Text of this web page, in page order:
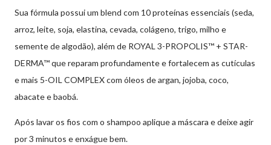
Sua fórmula possui um blend com 10 proteínas essenciais (seda,
arroz, leite, soja, elastina, cevada, colágeno, trigo, milho e
semente de algodão), além de ROYAL 3-PROPOLIS™ + STAR-
DERMA™ que reparam profundamente e fortalecem as cutículas
e mais 5-OIL COMPLEX com óleos de argan, jojoba, coco,
abacate e baobá.
Após lavar os fios com o shampoo aplique a máscara e deixe agir
por 3 minutos e enxágue bem.